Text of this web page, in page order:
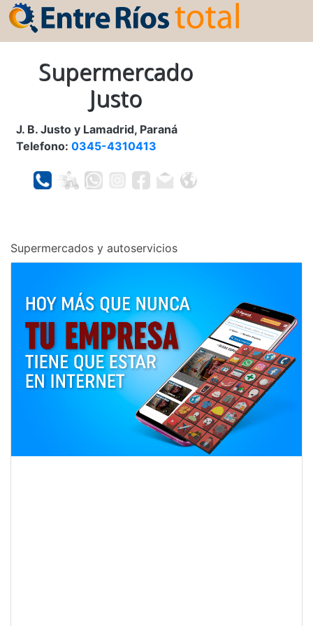
Supermercado
Justo
J. B. Justo y Lamadrid, Paraná
Telefono: 0345-4310413
Supermercados y autoservicios